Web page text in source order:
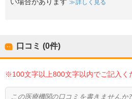
い場合があります
詳しく見る
口コミ (0件)
※100文字以上800文字以内でご記入く